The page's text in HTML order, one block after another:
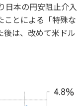
日本の円安阻止介入
ことによる「特殊な
後は、改めて米ドル